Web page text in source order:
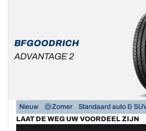
BFGOODRICH
ADVANTAGE 2
Nieuw Zomer
Standaard auto &
LAAT DE WEG UW VOORDEEL ZIJN